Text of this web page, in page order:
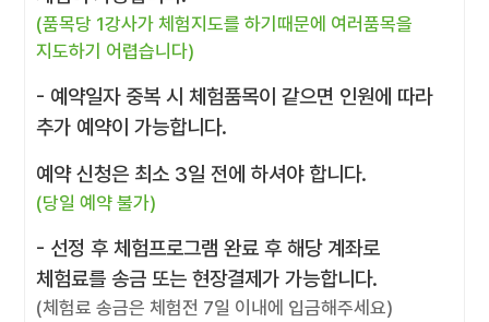
(품목당 1강사가 체험지도를 하기때문에 여러품목을
지도하기 어렵습니다)
- 예약일자 중복 시 체험품목이 같으면 인원에 따라
추가 예약이 가능합니다.
예약 신청은 최소 3일 전에 하셔야 합니다.
(당일 예약 불가)
- 선정 후 체험프로그램 완료 후 해당 계좌로
체험료를 송금 또는 현장결제가 가능합니다.
(체험료 송금은 체험전 7일 이내에 입금해주세요)